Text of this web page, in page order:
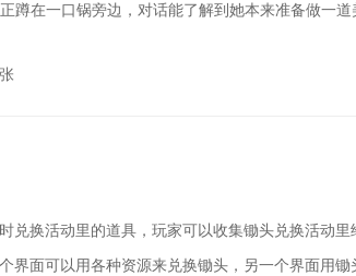
蹲在一口锅旁边，对话能了解到她本来准备做一
兑换活动里的道具，玩家可以收集锄头兑换活动
界面可以用各种资源来兑换锄头，另一个界面用